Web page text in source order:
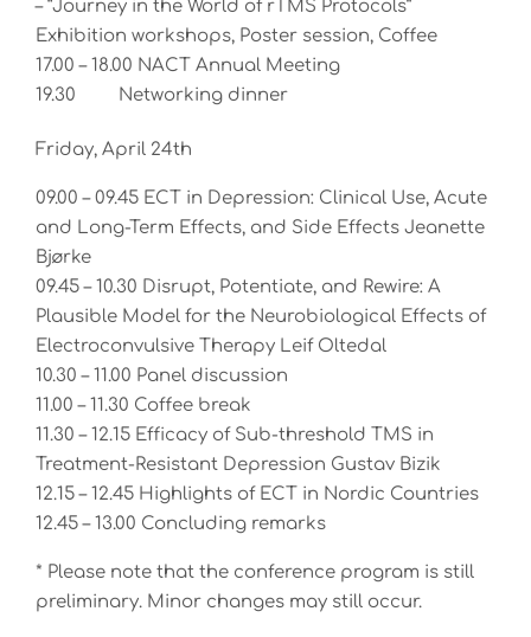
– “Journey in the World of rTMS Protocols”
Exhibition workshops, Poster session, Coffee
17.00 – 18.00 NACT Annual Meeting
19.30 Networking dinner
Friday, April 24th
09.00 – 09.45 ECT in Depression: Clinical Use, Acute
and Long-Term Effects, and Side Effects Jeanette
Bjørke
09.45 – 10.30 Disrupt, Potentiate, and Rewire: A
Plausible Model for the Neurobiological Effects of
Electroconvulsive Therapy Leif Oltedal
10.30 – 11.00 Panel discussion
11.00 – 11.30 Coffee break
11.30 – 12.15 Efficacy of Sub-threshold TMS in
Treatment-Resistant Depression Gustav Bizik
12.15 – 12.45 Highlights of ECT in Nordic Countries
12.45 – 13.00 Concluding remarks
* Please note that the conference program is still
preliminary. Minor changes may still occur.